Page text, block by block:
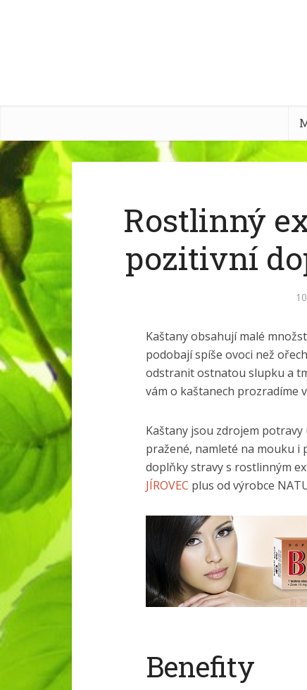
Rostlinný
pozitivní
Kaštany obsahují malé
podobají spíše ovoci než
odstranit ostnatou slupku a
vám o kaštanech prozradíme
Kaštany jsou zdrojem
pražené, namleté na mouku i
doplňky stravy s rostlinným
JÍROVEC plus od výrobce
Benefity